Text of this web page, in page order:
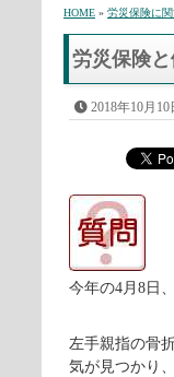
HOME » 労災保険に
労災保険
2018年10月10
今年の4月8日
左手親指の骨
気が見つかり